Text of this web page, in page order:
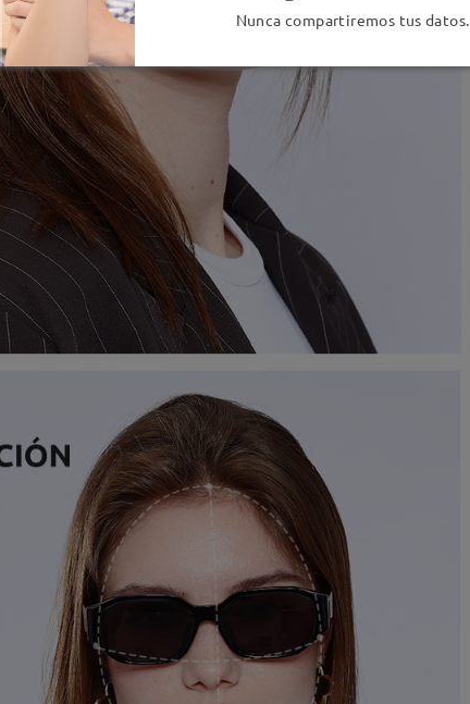
Nunca compartiremos tus datos.